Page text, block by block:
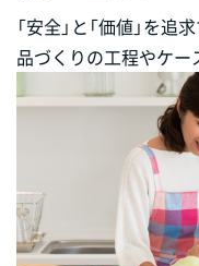
「安全」と「価値」を
品づくりの工程やケー